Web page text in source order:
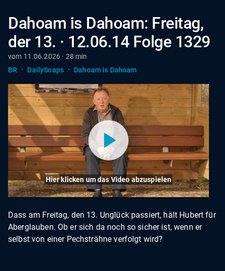
Dahoam is Dahoam: Freitag,
der 13. · 12.06.14 Folge 1329
vom 11.06.2026 · 28 min
BR
· DailySoaps · Dahoam is Dahoam
Hier klicken um das Video abzuspielen
Dass am Freitag, den 13. Unglück passiert, hält Hubert für
Aberglauben. Ob er sich da noch so sicher ist, wenn er
selbst von einer Pechsträhne verfolgt wird?